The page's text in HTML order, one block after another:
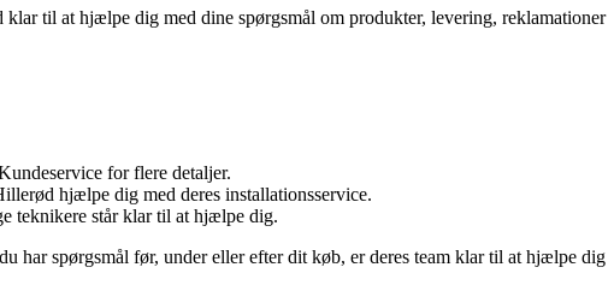
til at hjælpe dig med dine spørgsmål om produkter, levering, reklamationer
for flere detaljer.
hjælpe dig med deres installationsservice.
teknikere står klar til at hjælpe dig.
har spørgsmål før, under eller efter dit køb, er deres team klar til at hjælpe dig